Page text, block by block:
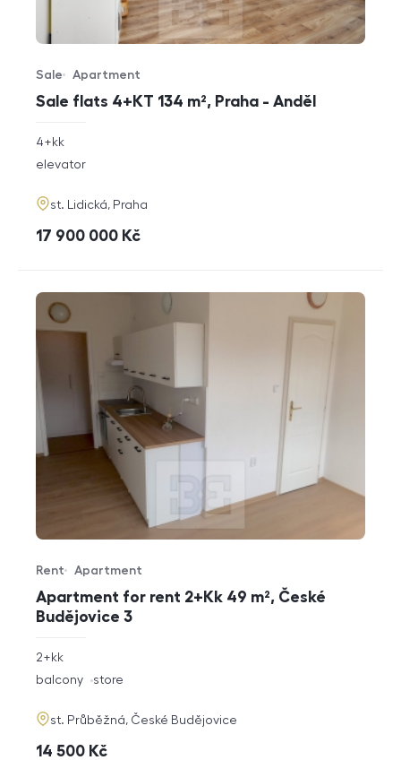
Sale flats 4+KT 134 m², Praha - Anděl
Offer type
Sale
Property type
Apartment
rozměry
disposition
4+kk
funkce
elevator
adresa
st. Lidická, Praha
cena
17 900 000 Kč
Apartment for rent 2+Kk 49 m², České
Budějovice 3
Offer type
Rent
Property type
Apartment
rozměry
disposition
2+kk
funkce
balcony store
adresa
st. Průběžná, České Budějovice
cena
14 500 Kč